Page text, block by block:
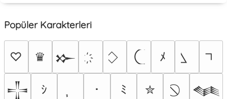
Popüler Karakterleri
♡ ♛ 𒁍 ﾒ
𒋲 ｼ ･ ﾐ ✮ 𒈝